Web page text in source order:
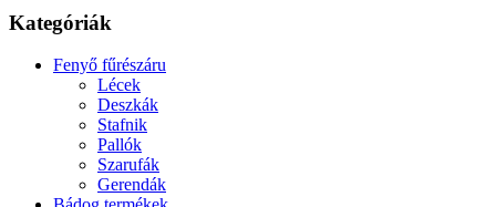
Kategóriák
Fenyő fűrészáru
Lécek
Deszkák
Stafnik
Pallók
Szarufák
Gerendák